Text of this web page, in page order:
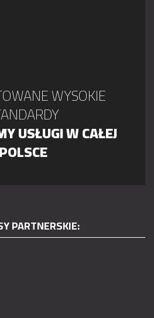
WYSOKIE
USŁUGI W CAŁEJ
POLSCE
PARTNERSKIE: